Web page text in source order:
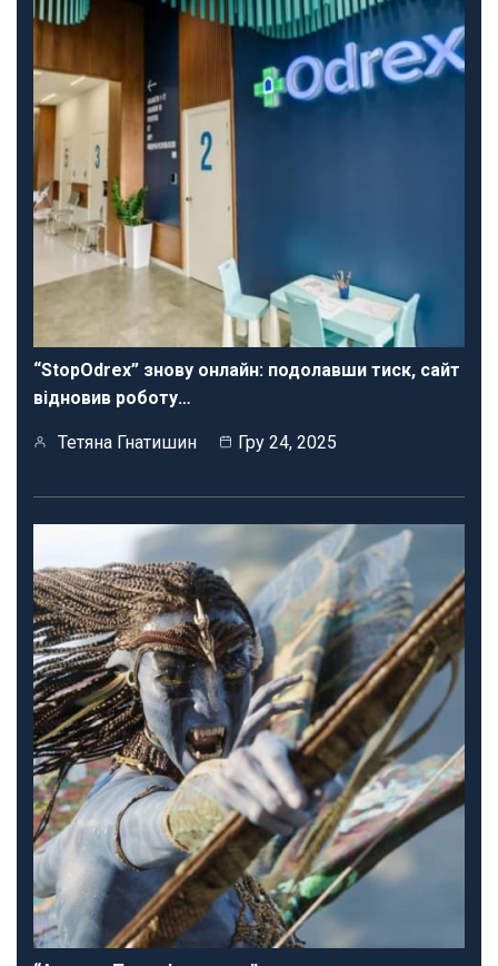
“StopOdrex” знову онлайн: подолавши тиск, сайт
відновив роботу…
Тетяна Гнатишин Гру 24, 2025